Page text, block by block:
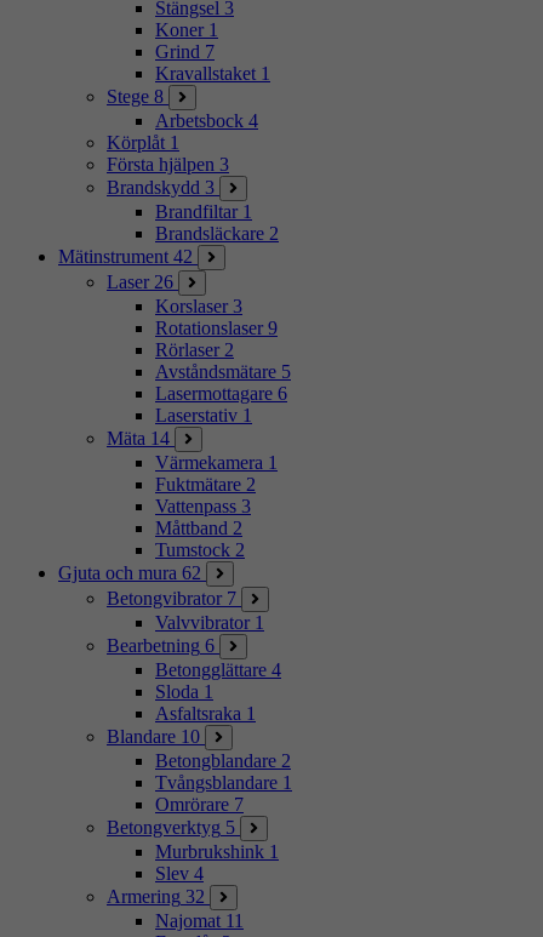
Stängsel 3
Koner 1
Grind 7
Kravallstaket 1
Stege 8
Arbetsbock 4
Körplåt 1
Första hjälpen 3
Brandskydd 3
Brandfiltar 1
Brandsläckare 2
Mätinstrument 42
Laser 26
Korslaser 3
Rotationslaser 9
Rörlaser 2
Avståndsmätare 5
Lasermottagare 6
Laserstativ 1
Mäta 14
Värmekamera 1
Fuktmätare 2
Vattenpass 3
Måttband 2
Tumstock 2
Gjuta och mura 62
Betongvibrator 7
Valvvibrator 1
Bearbetning 6
Betongglättare 4
Sloda 1
Asfaltsraka 1
Blandare 10
Betongblandare 2
Tvångsblandare 1
Omrörare 7
Betongverktyg 5
Murbrukshink 1
Slev 4
Armering 32
Najomat 11